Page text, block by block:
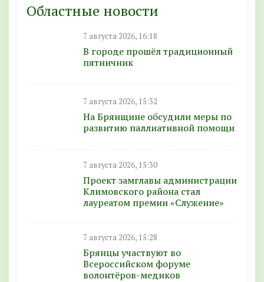
Областные новости
7 августа 2026, 16:18
В городе прошёл традиционный
пятничник
7 августа 2026, 15:32
На Брянщине обсудили меры по
развитию паллиативной помощи
7 августа 2026, 15:30
Проект замглавы администрации
Климовского района стал
лауреатом премии «Служение»
7 августа 2026, 15:28
Брянцы участвуют во
Всероссийском форуме
волонтёров-медиков